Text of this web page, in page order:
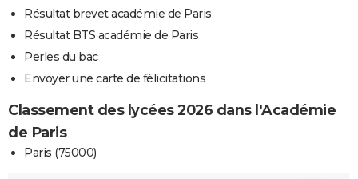
Résultat brevet académie de Paris
Résultat BTS académie de Paris
Perles du bac
Envoyer une carte de félicitations
Classement des lycées 2026 dans l'Académie
de Paris
Paris (75000)